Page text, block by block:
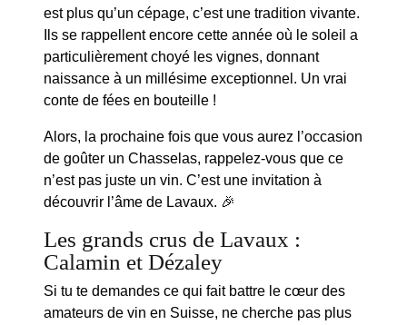
est plus qu’un cépage, c’est une tradition vivante.
Ils se rappellent encore cette année où le soleil a
particulièrement choyé les vignes, donnant
naissance à un millésime exceptionnel. Un vrai
conte de fées en bouteille !
Alors, la prochaine fois que vous aurez l’occasion
de goûter un Chasselas, rappelez-vous que ce
n’est pas juste un vin. C’est une invitation à
découvrir l’âme de Lavaux. 🎉
Les grands crus de Lavaux :
Calamin et Dézaley
Si tu te demandes ce qui fait battre le cœur des
amateurs de vin en Suisse, ne cherche pas plus